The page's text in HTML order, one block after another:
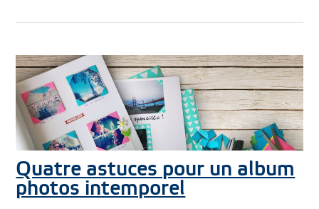
Quatre astuces pour un album
photos intemporel